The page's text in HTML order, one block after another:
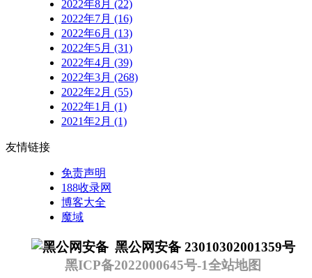
2022年8月 (22)
2022年7月 (16)
2022年6月 (13)
2022年5月 (31)
2022年4月 (39)
2022年3月 (268)
2022年2月 (55)
2022年1月 (1)
2021年2月 (1)
友情链接
免责声明
188收录网
博客大全
魔域
黑公网安备 23010302001359号
黑ICP备2022000645号-1全站地图